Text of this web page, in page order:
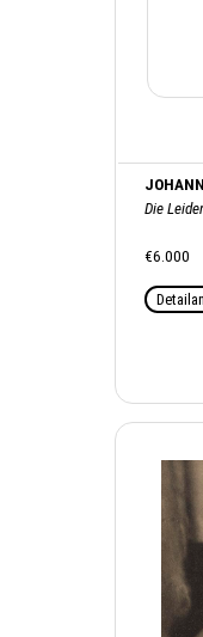
Die
€6.000